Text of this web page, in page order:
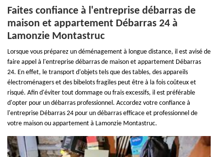
Faites confiance à l'entreprise débarras de
maison et appartement Débarras 24 à
Lamonzie Montastruc
Lorsque vous préparez un déménagement à longue distance, il est avisé de
faire appel à l'entreprise débarras de maison et appartement Débarras
24. En effet, le transport d'objets tels que des tables, des appareils
électroménagers et des bibelots fragiles peut être à la fois coûteux et
risqué. Afin d'éviter tout dommage ou frais excessifs, il est préférable
d'opter pour un débarras professionnel. Accordez votre confiance à
l'entreprise Débarras 24 pour un débarras efficace et professionnel de
votre maison ou appartement à Lamonzie Montastruc.